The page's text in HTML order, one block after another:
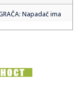
Napadač ima
i otkrio šta